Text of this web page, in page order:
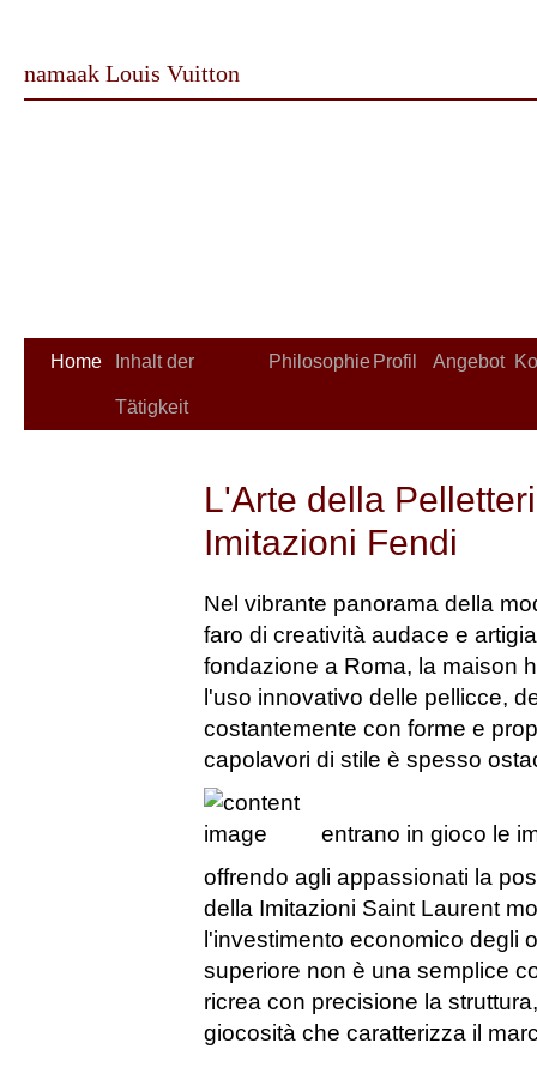
namaak Louis Vuitton
Home Inhalt der
Tätigkeit
Philosophie Profil Angebot
L'Arte della
Imitazioni Fendi
Nel vibrante panorama della
faro di creatività audace e
fondazione a Roma, la maison
l'uso innovativo delle pellicce,
costantemente con forme e
capolavori di stile è spesso
entrano in gioco le
offrendo agli appassionati la
della Imitazioni Saint Laurent
l'investimento economico degli
superiore non è una semplice
ricrea con precisione la
giocosità che caratterizza il